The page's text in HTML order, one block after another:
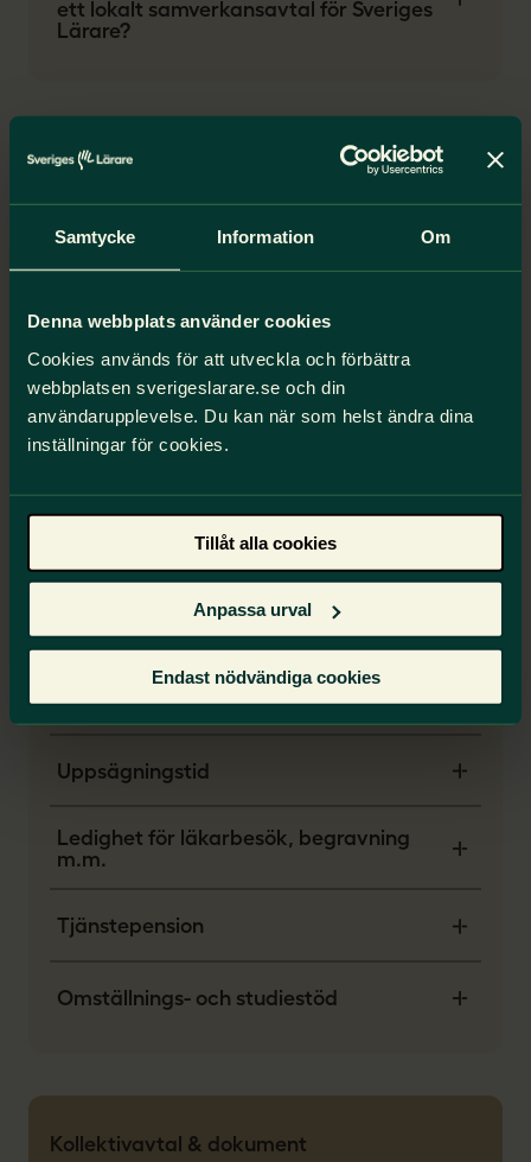
Samtycke Information Om
Denna webbplats använder cookies
Cookies används för att utveckla och förbättra
webbplatsen sverigeslarare.se och din
användarupplevelse. Du kan när som helst ändra dina
inställningar för cookies.
Tillåt alla cookies
Anpassa urval
Endast nödvändiga cookies
ett lokalt samverkansavtal för Sveriges
Lärare?
Kollektivavtalet i korthet
Lön
Arbetsmiljö och utveckling
Semesterledighet
Sjuklön
Uppsägningstid
Ledighet för läkarbesök, begravning
m.m.
Tjänstepension
Omställnings- och studiestöd
Kollektivavtal & dokument